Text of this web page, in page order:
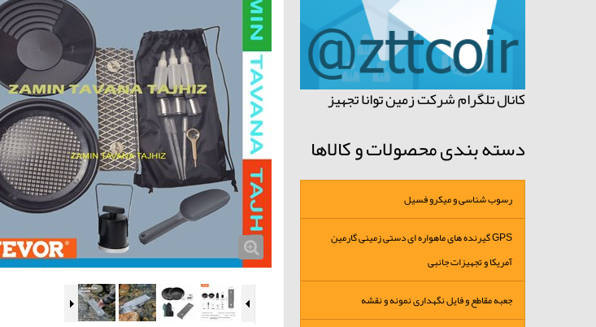
کانال تلگرام شرکت زمین توانا تجهیز
دسته بندی محصولات و کالاها
رسوب شناسی و میکرو فسیل
GPS گیرنده های ماهواره ای دستی زمینی گارمین
آمریکا و تجهیزات جانبی
جعبه مقاطع و فایل نگهداری نمونه و نقشه